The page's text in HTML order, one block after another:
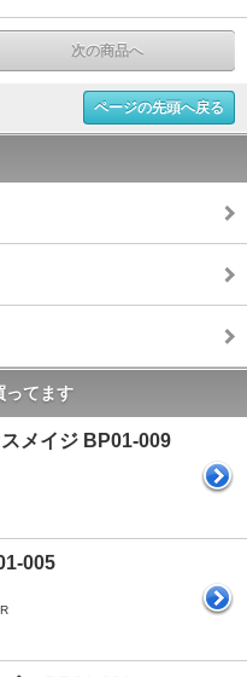
次の商品へ
ページの先頭へ戻る
ってます
メイジ BP01-009
005